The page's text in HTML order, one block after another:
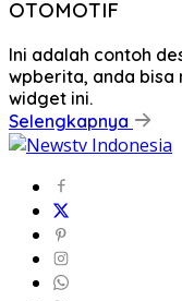
OTOMOTIF
Ini adalah contoh
wpberita, anda bisa
widget ini.
Selengkapnya